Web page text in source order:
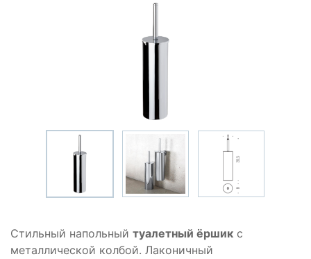
Стильный напольный туалетный ёршик с
металлической колбой. Лаконичный